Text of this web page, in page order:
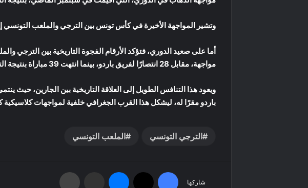
وتشير المواجهة الأخيرة في كأس تونس بين الترجي والملعب التونسي إلى
مواجهة، مقابل 28 انتصارًا لفريق باردو، بينما انتهت 39 مباراة بنتيجة التعادل.
ويعود هذا التنافس الطويل إلى العلاقة التاريخية بين الجارين،
باردو مقرًا له، ليشكل هذا القرب الجغرافي خلفية لمواجهات كلاسيكية
الترجي التونسي الملعب التونسي
شاركها